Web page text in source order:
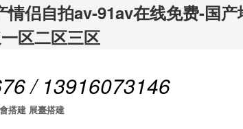
侣自拍av-91av在线免费-国
区二区三区
/ 13916073146
搭建 展臺搭建